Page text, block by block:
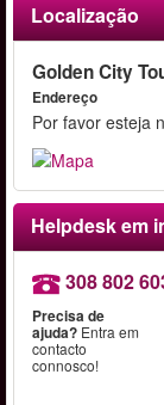
Localização
Golden City
Endereço
Por favor esteja
Helpdesk em
308 802
Precisa de
ajuda? Entra em
contacto
connosco!